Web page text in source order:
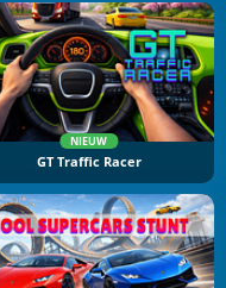
NIEUW
GT Traffic Racer